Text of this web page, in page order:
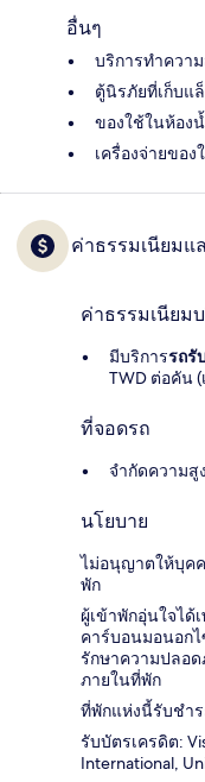
อื่นๆ
บริการทำควา
ตู้นิรภัยที่เก็บแ
ของใช้ในห้อง
เครื่องจ่ายขอ
ค่าธรรมเนียมแ
ค่าธรรมเนียม
มีบริการรถรั
TWD ต่อคัน (
ที่จอดรถ
จำกัดความสู
นโยบาย
ไม่อนุญาตให้บุค
พัก
ผู้เข้าพักอุ่นใจได้
คาร์บอนมอนอก
รักษาความปลอ
ภายในที่พัก
ที่พักแห่งนี้รับชำร
รับบัตรเครดิต:
International,